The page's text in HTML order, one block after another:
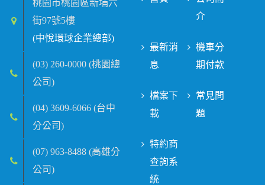
桃園市桃園區新埔六
街97號5樓
(中悅環球企業總部)
(03) 260-0000 (桃園總
公司)
(04) 3609-6066 (台中
分公司)
(07) 963-8488 (高雄分
公司)
介
最新消
息
機車分
期付款
檔案下
載
常見問
題
特約商
查詢系
統